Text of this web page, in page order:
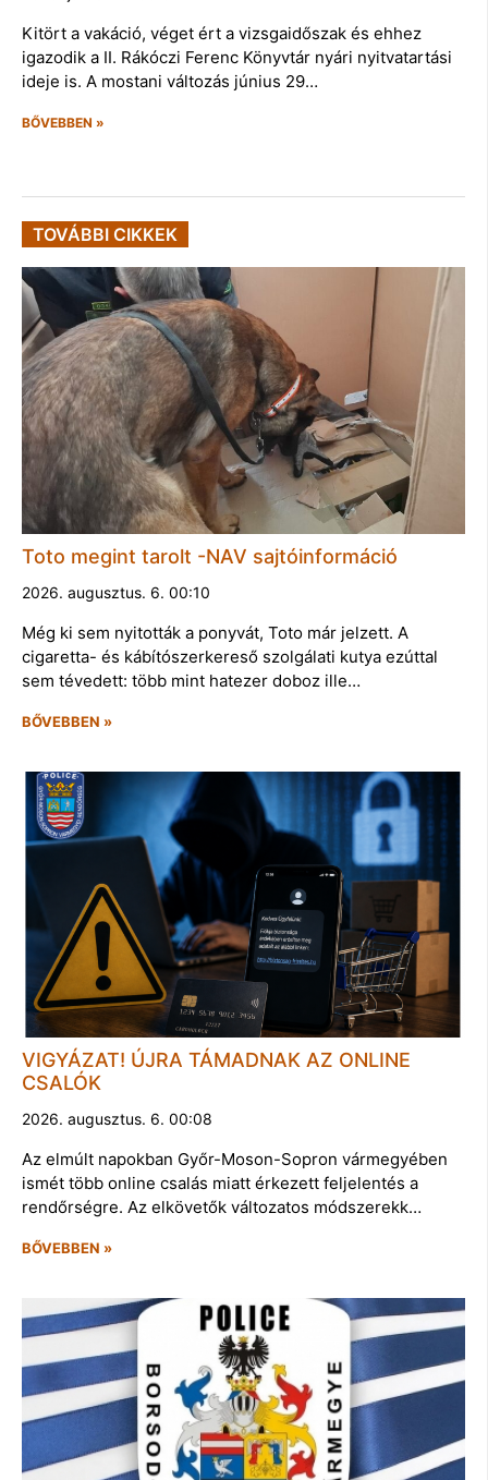
Kitört a vakáció, véget ért a vizsgaidőszak és ehhez
igazodik a II. Rákóczi Ferenc Könyvtár nyári nyitvatartási
ideje is. A mostani változás június 29…
BŐVEBBEN »
TOVÁBBI CIKKEK
Toto megint tarolt -NAV sajtóinformáció
2026. augusztus. 6. 00:10
Még ki sem nyitották a ponyvát, Toto már jelzett. A
cigaretta- és kábítószerkereső szolgálati kutya ezúttal
sem tévedett: több mint hatezer doboz ille…
BŐVEBBEN »
VIGYÁZAT! ÚJRA TÁMADNAK AZ ONLINE
CSALÓK
2026. augusztus. 6. 00:08
Az elmúlt napokban Győr-Moson-Sopron vármegyében
ismét több online csalás miatt érkezett feljelentés a
rendőrségre. Az elkövetők változatos módszerekk…
BŐVEBBEN »